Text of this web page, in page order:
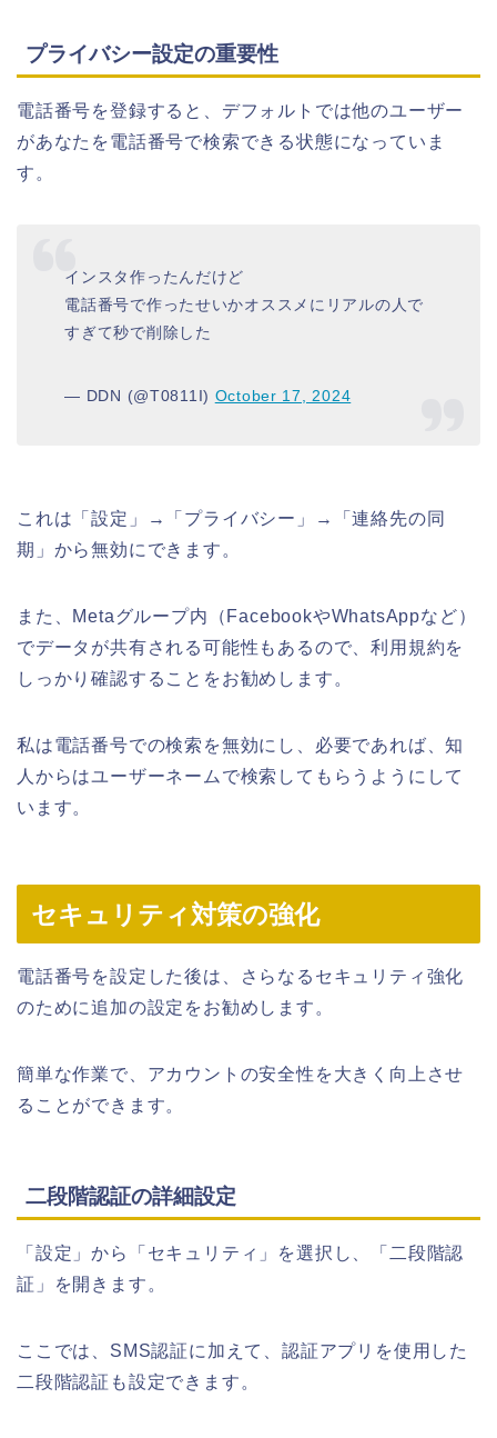
プライバシー設定の重要性
電話番号を登録すると、デフォルトでは他のユーザー
があなたを電話番号で検索できる状態になっていま
す。
インスタ作ったんだけど
電話番号で作ったせいかオススメにリアルの人で
すぎて秒で削除した
— DDN (@T0811I) October 17, 2024
これは「設定」→「プライバシー」→「連絡先の同
期」から無効にできます。
また、Metaグループ内（FacebookやWhatsAppなど）
でデータが共有される可能性もあるので、利用規約を
しっかり確認することをお勧めします。
私は電話番号での検索を無効にし、必要であれば、知
人からはユーザーネームで検索してもらうようにして
います。
セキュリティ対策の強化
電話番号を設定した後は、さらなるセキュリティ強化
のために追加の設定をお勧めします。
簡単な作業で、アカウントの安全性を大きく向上させ
ることができます。
二段階認証の詳細設定
「設定」から「セキュリティ」を選択し、「二段階認
証」を開きます。
ここでは、SMS認証に加えて、認証アプリを使用した
二段階認証も設定できます。